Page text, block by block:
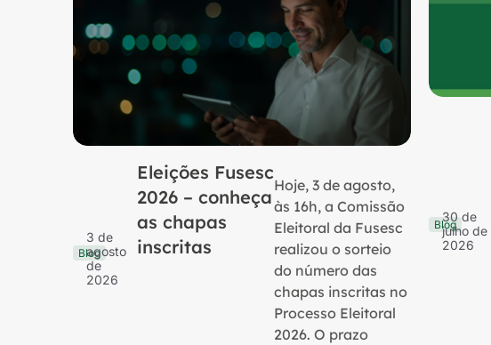
Blog
3 de
agosto
de
2026
Eleições Fusesc
2026 – conheça
as chapas
inscritas
Hoje, 3 de agosto,
às 16h, a Comissão
Eleitoral da Fusesc
realizou o sorteio
do número das
chapas inscritas no
Processo Eleitoral
2026. O prazo
Blog
30 de
julho de
2026